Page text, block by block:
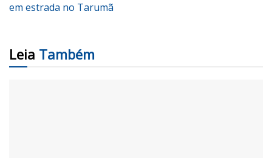
em estrada no Tarumã
Leia Também